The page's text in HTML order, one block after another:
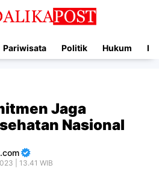
Pariwisata Politik Hukum
Jaga
Nasional
| 13.41 WIB